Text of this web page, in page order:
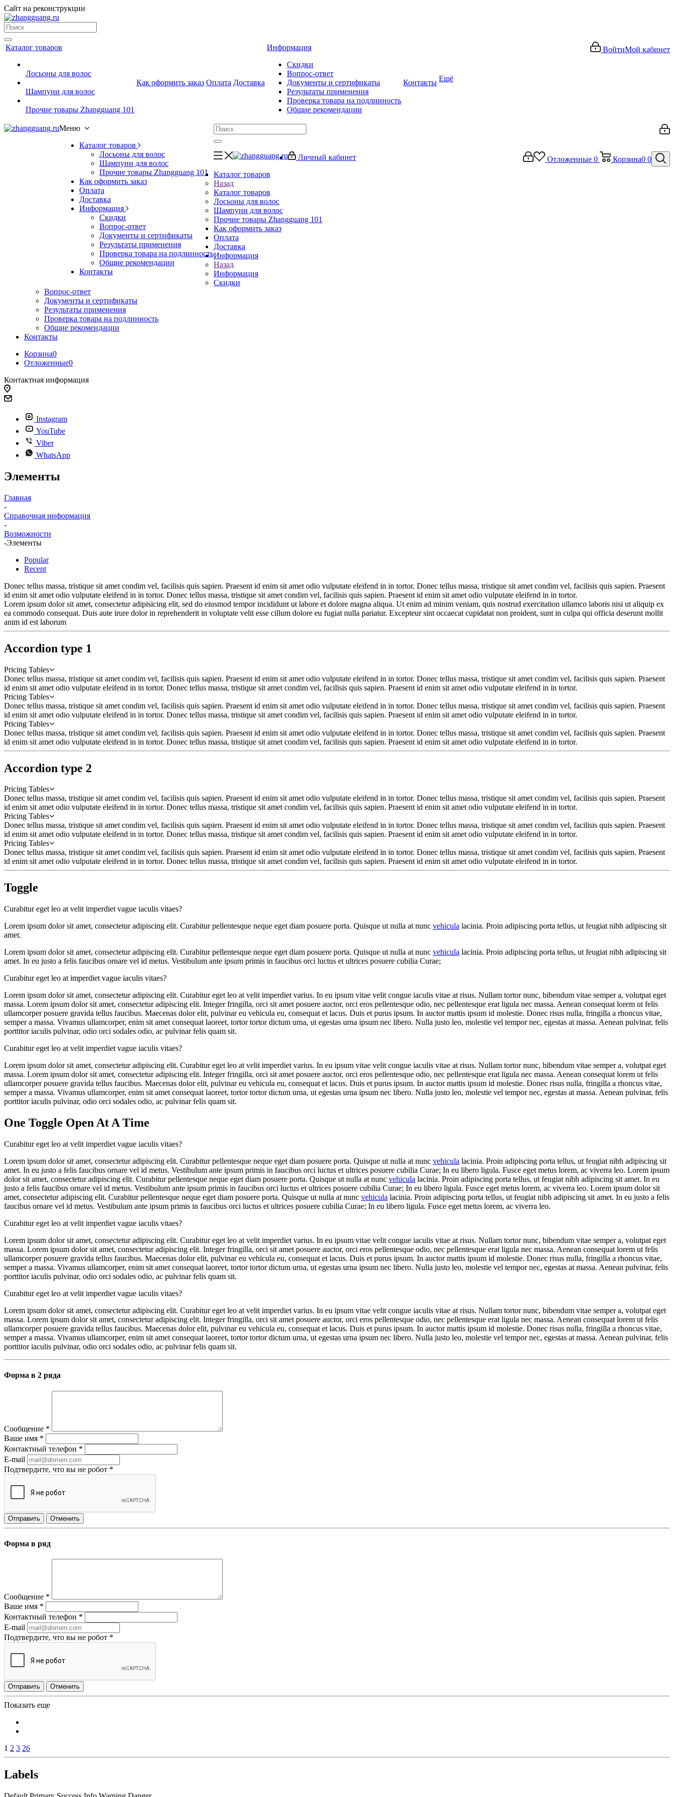
Сайт на реконструкции
ВойтиМой кабинет
Каталог товаров
Лосьоны для волос
Шампуни для волос
Прочие товары Zhangguang 101
Как оформить заказ Оплата Доставка
Информация
Скидки
Вопрос-ответ
Документы и сертификаты
Результаты применения
Проверка товара на подлинность
Общие рекомендации
Контакты Ещё
Меню
Каталог товаров
Лосьоны для волос
Шампуни для волос
Прочие товары Zhangguang 101
Как оформить заказ
Оплата
Доставка
Информация
Скидки
Вопрос-ответ
Документы и сертификаты
Результаты применения
Проверка товара на подлинность
Общие рекомендации
Контакты
Отложенные 0 Корзина0 0
Личный кабинет
Каталог товаров
Назад
Каталог товаров
Лосьоны для волос
Шампуни для волос
Прочие товары Zhangguang 101
Как оформить заказ
Оплата
Доставка
Информация
Назад
Информация
Скидки
Вопрос-ответ
Документы и сертификаты
Результаты применения
Проверка товара на подлинность
Общие рекомендации
Контакты
Корзина0
Отложенные0
Контактная информация
Instagram
YouTube
Viber
WhatsApp
Элементы
Главная
-
Справочная информация
-
Возможности
-Элементы
Popular
Recent
Donec tellus massa, tristique sit amet condim vel, facilisis quis sapien. Praesent id enim sit amet odio vulputate eleifend in in tortor. Donec tellus massa, tristique sit amet condim vel, facilisis quis sapien. Praesent
id enim sit amet odio vulputate eleifend in in tortor. Donec tellus massa, tristique sit amet condim vel, facilisis quis sapien. Praesent id enim sit amet odio vulputate eleifend in in tortor.
Lorem ipsum dolor sit amet, consectetur adipisicing elit, sed do eiusmod tempor incididunt ut labore et dolore magna aliqua. Ut enim ad minim veniam, quis nostrud exercitation ullamco laboris nisi ut aliquip ex
ea commodo consequat. Duis aute irure dolor in reprehenderit in voluptate velit esse cillum dolore eu fugiat nulla pariatur. Excepteur sint occaecat cupidatat non proident, sunt in culpa qui officia deserunt mollit
anim id est laborum
Accordion type 1
Pricing Tables
Donec tellus massa, tristique sit amet condim vel, facilisis quis sapien. Praesent id enim sit amet odio vulputate eleifend in in tortor. Donec tellus massa, tristique sit amet condim vel, facilisis quis sapien. Praesent
id enim sit amet odio vulputate eleifend in in tortor. Donec tellus massa, tristique sit amet condim vel, facilisis quis sapien. Praesent id enim sit amet odio vulputate eleifend in in tortor.
Pricing Tables
Donec tellus massa, tristique sit amet condim vel, facilisis quis sapien. Praesent id enim sit amet odio vulputate eleifend in in tortor. Donec tellus massa, tristique sit amet condim vel, facilisis quis sapien. Praesent
id enim sit amet odio vulputate eleifend in in tortor. Donec tellus massa, tristique sit amet condim vel, facilisis quis sapien. Praesent id enim sit amet odio vulputate eleifend in in tortor.
Pricing Tables
Donec tellus massa, tristique sit amet condim vel, facilisis quis sapien. Praesent id enim sit amet odio vulputate eleifend in in tortor. Donec tellus massa, tristique sit amet condim vel, facilisis quis sapien. Praesent
id enim sit amet odio vulputate eleifend in in tortor. Donec tellus massa, tristique sit amet condim vel, facilisis quis sapien. Praesent id enim sit amet odio vulputate eleifend in in tortor.
Accordion type 2
Pricing Tables
Donec tellus massa, tristique sit amet condim vel, facilisis quis sapien. Praesent id enim sit amet odio vulputate eleifend in in tortor. Donec tellus massa, tristique sit amet condim vel, facilisis quis sapien. Praesent
id enim sit amet odio vulputate eleifend in in tortor. Donec tellus massa, tristique sit amet condim vel, facilisis quis sapien. Praesent id enim sit amet odio vulputate eleifend in in tortor.
Pricing Tables
Donec tellus massa, tristique sit amet condim vel, facilisis quis sapien. Praesent id enim sit amet odio vulputate eleifend in in tortor. Donec tellus massa, tristique sit amet condim vel, facilisis quis sapien. Praesent
id enim sit amet odio vulputate eleifend in in tortor. Donec tellus massa, tristique sit amet condim vel, facilisis quis sapien. Praesent id enim sit amet odio vulputate eleifend in in tortor.
Pricing Tables
Donec tellus massa, tristique sit amet condim vel, facilisis quis sapien. Praesent id enim sit amet odio vulputate eleifend in in tortor. Donec tellus massa, tristique sit amet condim vel, facilisis quis sapien. Praesent
id enim sit amet odio vulputate eleifend in in tortor. Donec tellus massa, tristique sit amet condim vel, facilisis quis sapien. Praesent id enim sit amet odio vulputate eleifend in in tortor.
Toggle
Curabitur eget leo at velit imperdiet vague iaculis vitaes?
Lorem ipsum dolor sit amet, consectetur adipiscing elit. Curabitur pellentesque neque eget diam posuere porta. Quisque ut nulla at nunc vehicula lacinia. Proin adipiscing porta tellus, ut feugiat nibh adipiscing sit
amet.
Lorem ipsum dolor sit amet, consectetur adipiscing elit. Curabitur pellentesque neque eget diam posuere porta. Quisque ut nulla at nunc vehicula lacinia. Proin adipiscing porta tellus, ut feugiat nibh adipiscing sit
amet. In eu justo a felis faucibus ornare vel id metus. Vestibulum ante ipsum primis in faucibus orci luctus et ultrices posuere cubilia Curae;
Curabitur eget leo at imperdiet vague iaculis vitaes?
Lorem ipsum dolor sit amet, consectetur adipiscing elit. Curabitur eget leo at velit imperdiet varius. In eu ipsum vitae velit congue iaculis vitae at risus. Nullam tortor nunc, bibendum vitae semper a, volutpat eget
massa. Lorem ipsum dolor sit amet, consectetur adipiscing elit. Integer fringilla, orci sit amet posuere auctor, orci eros pellentesque odio, nec pellentesque erat ligula nec massa. Aenean consequat lorem ut felis
ullamcorper posuere gravida tellus faucibus. Maecenas dolor elit, pulvinar eu vehicula eu, consequat et lacus. Duis et purus ipsum. In auctor mattis ipsum id molestie. Donec risus nulla, fringilla a rhoncus vitae,
semper a massa. Vivamus ullamcorper, enim sit amet consequat laoreet, tortor tortor dictum urna, ut egestas urna ipsum nec libero. Nulla justo leo, molestie vel tempor nec, egestas at massa. Aenean pulvinar, felis
porttitor iaculis pulvinar, odio orci sodales odio, ac pulvinar felis quam sit.
Curabitur eget leo at velit imperdiet vague iaculis vitaes?
Lorem ipsum dolor sit amet, consectetur adipiscing elit. Curabitur eget leo at velit imperdiet varius. In eu ipsum vitae velit congue iaculis vitae at risus. Nullam tortor nunc, bibendum vitae semper a, volutpat eget
massa. Lorem ipsum dolor sit amet, consectetur adipiscing elit. Integer fringilla, orci sit amet posuere auctor, orci eros pellentesque odio, nec pellentesque erat ligula nec massa. Aenean consequat lorem ut felis
ullamcorper posuere gravida tellus faucibus. Maecenas dolor elit, pulvinar eu vehicula eu, consequat et lacus. Duis et purus ipsum. In auctor mattis ipsum id molestie. Donec risus nulla, fringilla a rhoncus vitae,
semper a massa. Vivamus ullamcorper, enim sit amet consequat laoreet, tortor tortor dictum urna, ut egestas urna ipsum nec libero. Nulla justo leo, molestie vel tempor nec, egestas at massa. Aenean pulvinar, felis
porttitor iaculis pulvinar, odio orci sodales odio, ac pulvinar felis quam sit.
One Toggle Open At A Time
Curabitur eget leo at velit imperdiet vague iaculis vitaes?
Lorem ipsum dolor sit amet, consectetur adipiscing elit. Curabitur pellentesque neque eget diam posuere porta. Quisque ut nulla at nunc vehicula lacinia. Proin adipiscing porta tellus, ut feugiat nibh adipiscing sit
amet. In eu justo a felis faucibus ornare vel id metus. Vestibulum ante ipsum primis in faucibus orci luctus et ultrices posuere cubilia Curae; In eu libero ligula. Fusce eget metus lorem, ac viverra leo. Lorem ipsum
dolor sit amet, consectetur adipiscing elit. Curabitur pellentesque neque eget diam posuere porta. Quisque ut nulla at nunc vehicula lacinia. Proin adipiscing porta tellus, ut feugiat nibh adipiscing sit amet. In eu
justo a felis faucibus ornare vel id metus. Vestibulum ante ipsum primis in faucibus orci luctus et ultrices posuere cubilia Curae; In eu libero ligula. Fusce eget metus lorem, ac viverra leo. Lorem ipsum dolor sit
amet, consectetur adipiscing elit. Curabitur pellentesque neque eget diam posuere porta. Quisque ut nulla at nunc vehicula lacinia. Proin adipiscing porta tellus, ut feugiat nibh adipiscing sit amet. In eu justo a felis
faucibus ornare vel id metus. Vestibulum ante ipsum primis in faucibus orci luctus et ultrices posuere cubilia Curae; In eu libero ligula. Fusce eget metus lorem, ac viverra leo.
Curabitur eget leo at velit imperdiet vague iaculis vitaes?
Lorem ipsum dolor sit amet, consectetur adipiscing elit. Curabitur eget leo at velit imperdiet varius. In eu ipsum vitae velit congue iaculis vitae at risus. Nullam tortor nunc, bibendum vitae semper a, volutpat eget
massa. Lorem ipsum dolor sit amet, consectetur adipiscing elit. Integer fringilla, orci sit amet posuere auctor, orci eros pellentesque odio, nec pellentesque erat ligula nec massa. Aenean consequat lorem ut felis
ullamcorper posuere gravida tellus faucibus. Maecenas dolor elit, pulvinar eu vehicula eu, consequat et lacus. Duis et purus ipsum. In auctor mattis ipsum id molestie. Donec risus nulla, fringilla a rhoncus vitae,
semper a massa. Vivamus ullamcorper, enim sit amet consequat laoreet, tortor tortor dictum urna, ut egestas urna ipsum nec libero. Nulla justo leo, molestie vel tempor nec, egestas at massa. Aenean pulvinar, felis
porttitor iaculis pulvinar, odio orci sodales odio, ac pulvinar felis quam sit.
Curabitur eget leo at velit imperdiet vague iaculis vitaes?
Lorem ipsum dolor sit amet, consectetur adipiscing elit. Curabitur eget leo at velit imperdiet varius. In eu ipsum vitae velit congue iaculis vitae at risus. Nullam tortor nunc, bibendum vitae semper a, volutpat eget
massa. Lorem ipsum dolor sit amet, consectetur adipiscing elit. Integer fringilla, orci sit amet posuere auctor, orci eros pellentesque odio, nec pellentesque erat ligula nec massa. Aenean consequat lorem ut felis
ullamcorper posuere gravida tellus faucibus. Maecenas dolor elit, pulvinar eu vehicula eu, consequat et lacus. Duis et purus ipsum. In auctor mattis ipsum id molestie. Donec risus nulla, fringilla a rhoncus vitae,
semper a massa. Vivamus ullamcorper, enim sit amet consequat laoreet, tortor tortor dictum urna, ut egestas urna ipsum nec libero. Nulla justo leo, molestie vel tempor nec, egestas at massa. Aenean pulvinar, felis
porttitor iaculis pulvinar, odio orci sodales odio, ac pulvinar felis quam sit.
Форма в 2 ряда
Сообщение *
Ваше имя *
Контактный телефон *
E-mail
Подтвердите, что вы не робот *
Отправить Отменить
Форма в ряд
Сообщение *
Ваше имя *
Контактный телефон *
E-mail
Подтвердите, что вы не робот *
Отправить Отменить
Показать еще
1 2 3 26
Labels